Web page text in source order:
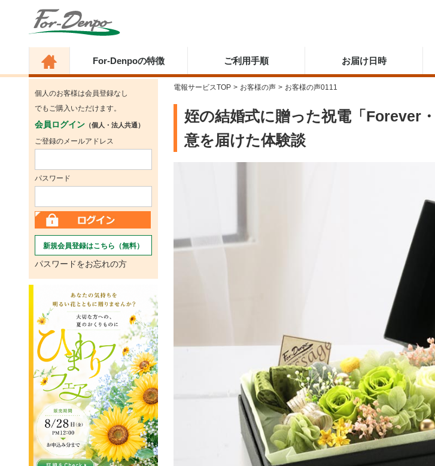
For-Denpoの特徴 ご利用手順 お届け日時
個人のお客様は会員登録なし
でもご購入いただけます。
会員ログイン （個人・法人共通）
ご登録のメールアドレス
パスワード
新規会員登録はこちら（無料）
パスワードをお忘れの方
電報サービスTOP > お客様の声 > お客様の声0111
姪の結婚式に贈った祝電「Forever
意を届けた体験談